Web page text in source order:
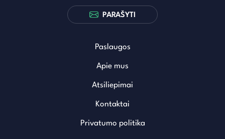
PARAŠYTI
Paslaugos
Apie mus
Atsiliepimai
Kontaktai
Privatumo politika